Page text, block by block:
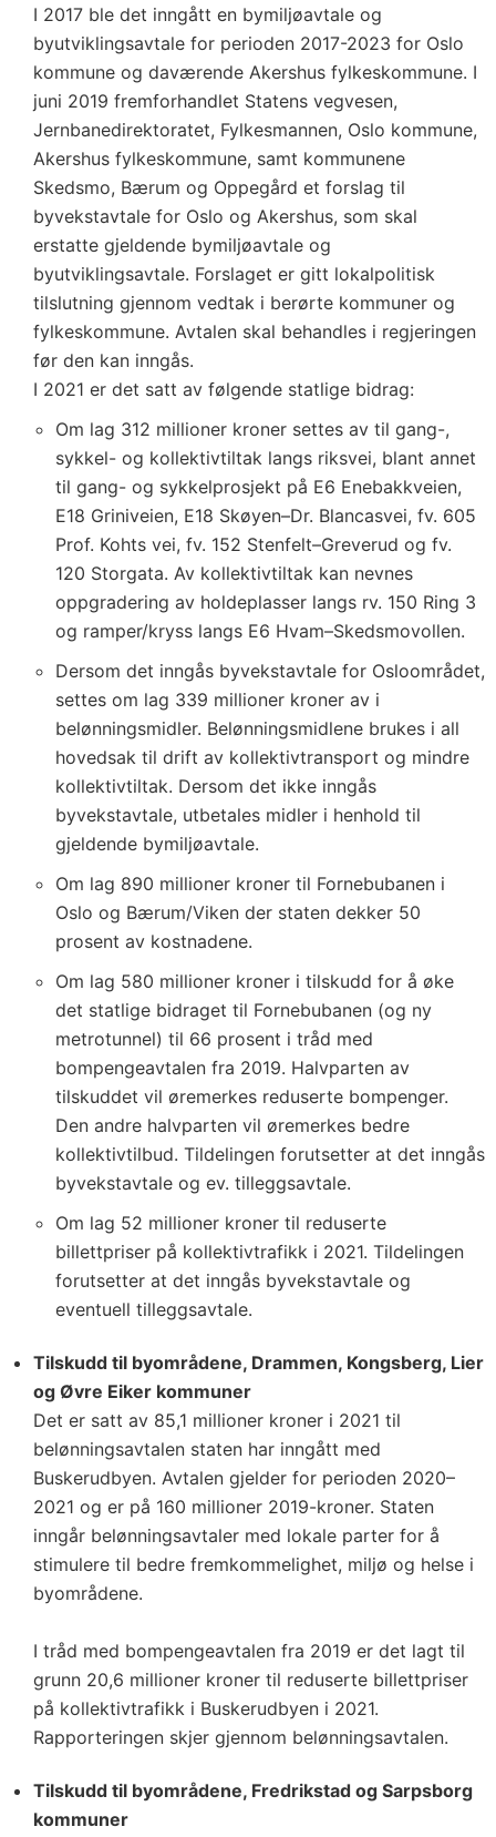
I 2017 ble det inngått en bymiljøavtale og
byutviklingsavtale for perioden 2017-2023 for Oslo
kommune og daværende Akershus fylkeskommune. I
juni 2019 fremforhandlet Statens vegvesen,
Jernbanedirektoratet, Fylkesmannen, Oslo kommune,
Akershus fylkeskommune, samt kommunene
Skedsmo, Bærum og Oppegård et forslag til
byvekstavtale for Oslo og Akershus, som skal
erstatte gjeldende bymiljøavtale og
byutviklingsavtale. Forslaget er gitt lokalpolitisk
tilslutning gjennom vedtak i berørte kommuner og
fylkeskommune. Avtalen skal behandles i regjeringen
før den kan inngås.
I 2021 er det satt av følgende statlige bidrag:
Om lag 312 millioner kroner settes av til gang-,
sykkel- og kollektivtiltak langs riksvei, blant annet
til gang- og sykkelprosjekt på E6 Enebakkveien,
E18 Griniveien, E18 Skøyen–Dr. Blancasvei, fv. 605
Prof. Kohts vei, fv. 152 Stenfelt–Greverud og fv.
120 Storgata. Av kollektivtiltak kan nevnes
oppgradering av holdeplasser langs rv. 150 Ring 3
og ramper/kryss langs E6 Hvam–Skedsmovollen.
Dersom det inngås byvekstavtale for Osloområdet,
settes om lag 339 millioner kroner av i
belønningsmidler. Belønningsmidlene brukes i all
hovedsak til drift av kollektivtransport og mindre
kollektivtiltak. Dersom det ikke inngås
byvekstavtale, utbetales midler i henhold til
gjeldende bymiljøavtale.
Om lag 890 millioner kroner til Fornebubanen i
Oslo og Bærum/Viken der staten dekker 50
prosent av kostnadene.
Om lag 580 millioner kroner i tilskudd for å øke
det statlige bidraget til Fornebubanen (og ny
metrotunnel) til 66 prosent i tråd med
bompengeavtalen fra 2019. Halvparten av
tilskuddet vil øremerkes reduserte bompenger.
Den andre halvparten vil øremerkes bedre
kollektivtilbud. Tildelingen forutsetter at det inngås
byvekstavtale og ev. tilleggsavtale.
Om lag 52 millioner kroner til reduserte
billettpriser på kollektivtrafikk i 2021. Tildelingen
forutsetter at det inngås byvekstavtale og
eventuell tilleggsavtale.
Tilskudd til byområdene, Drammen, Kongsberg, Lier
og Øvre Eiker kommuner
Det er satt av 85,1 millioner kroner i 2021 til
belønningsavtalen staten har inngått med
Buskerudbyen. Avtalen gjelder for perioden 2020–
2021 og er på 160 millioner 2019-kroner. Staten
inngår belønningsavtaler med lokale parter for å
stimulere til bedre fremkommelighet, miljø og helse i
byområdene.
I tråd med bompengeavtalen fra 2019 er det lagt til
grunn 20,6 millioner kroner til reduserte billettpriser
på kollektivtrafikk i Buskerudbyen i 2021.
Rapporteringen skjer gjennom belønningsavtalen.
Tilskudd til byområdene, Fredrikstad og Sarpsborg
kommuner